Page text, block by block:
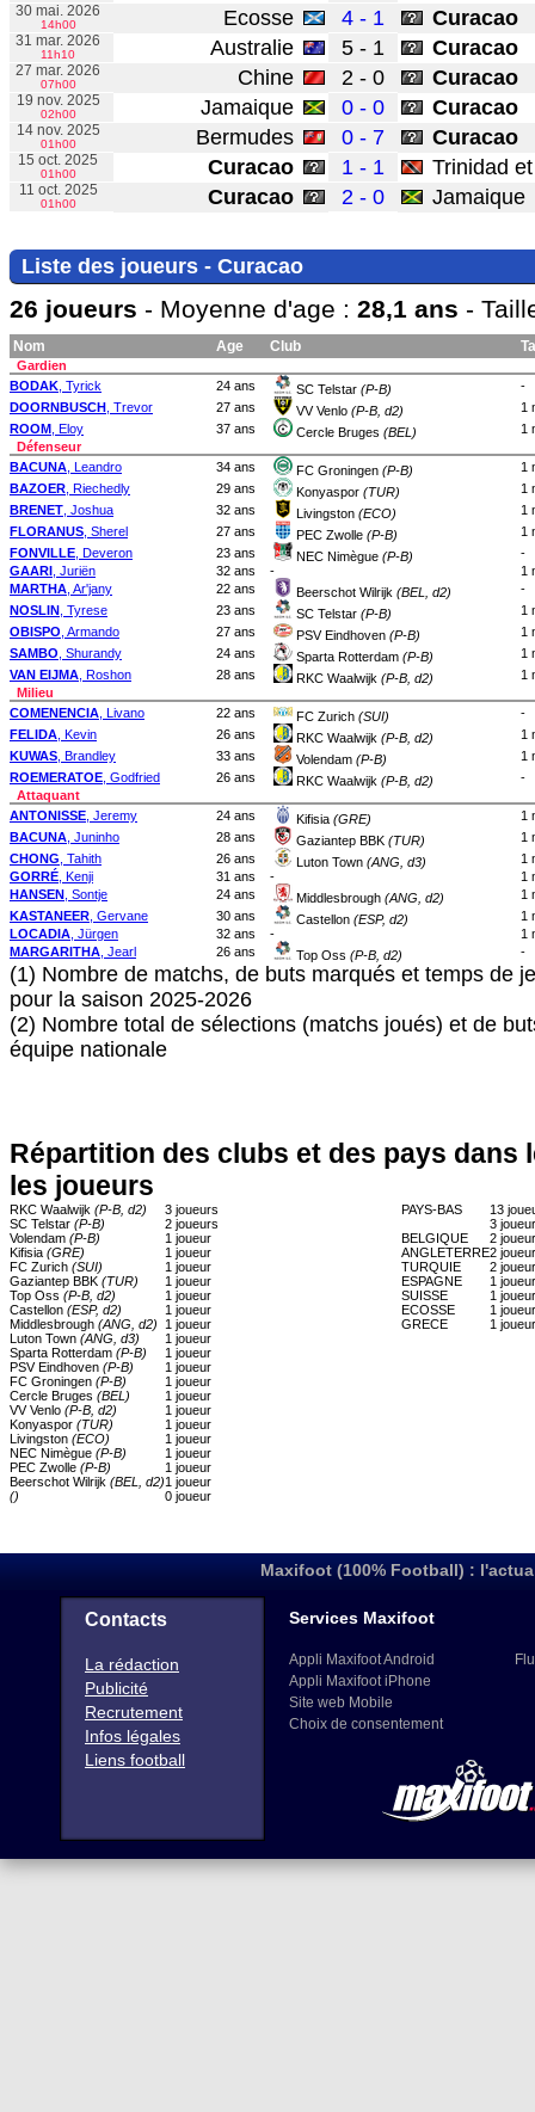
30 mai. 2026
14h00 Ecosse 4 - 1 Curacao
31 mar. 2026
11h10 Australie 5 - 1 Curacao
27 mar. 2026
07h00 Chine 2 - 0 Curacao
19 nov. 2025
02h00 Jamaique 0 - 0 Curacao
14 nov. 2025
01h00 Bermudes 0 - 7 Curacao
15 oct. 2025
01h00 Curacao 1 - 1 Trinidad
11 oct. 2025
01h00 Curacao 2 - 0 Jamaique
Liste des joueurs - Curacao
26 joueurs - Moyenne d'age : 28,1 ans -
Nom Age Club
Gardien
BODAK , Tyrick 24 ans SC Telstar (P-B)
-
DOORNBUSCH , Trevor 27 ans VV Venlo (P-B, d2)
1
ROOM , Eloy 37 ans Cercle Bruges (BEL)
1
Défenseur
BACUNA , Leandro 34 ans FC Groningen (P-B)
1
BAZOER , Riechedly 29 ans Konyaspor (TUR)
1
BRENET , Joshua 32 ans Livingston (ECO)
1
FLORANUS , Sherel 27 ans PEC Zwolle (P-B)
1
FONVILLE , Deveron 23 ans NEC Nimègue (P-B)
-
GAARI , Juriën 32 ans -
1
MARTHA , Ar'jany 22 ans Beerschot Wilrijk (BEL, d2)
-
NOSLIN , Tyrese 23 ans SC Telstar (P-B)
1
OBISPO , Armando 27 ans PSV Eindhoven (P-B)
1
SAMBO , Shurandy 24 ans Sparta Rotterdam (P-B)
1
VAN EIJMA , Roshon 28 ans RKC Waalwijk (P-B, d2)
1
Milieu
COMENENCIA , Livano 22 ans FC Zurich (SUI)
-
FELIDA , Kevin 26 ans RKC Waalwijk (P-B, d2)
1
KUWAS , Brandley 33 ans Volendam (P-B)
1
ROEMERATOE , Godfried 26 ans RKC Waalwijk (P-B, d2)
-
Attaquant
ANTONISSE , Jeremy 24 ans Kifisia (GRE)
1
BACUNA , Juninho 28 ans Gaziantep BBK (TUR)
1
CHONG , Tahith 26 ans Luton Town (ANG, d3)
1
GORRÉ , Kenji 31 ans -
1
HANSEN , Sontje 24 ans Middlesbrough (ANG, d2)
1
KASTANEER , Gervane 30 ans Castellon (ESP, d2)
1
LOCADIA , Jürgen 32 ans -
1
MARGARITHA , Jearl 26 ans Top Oss (P-B, d2) -
(1) Nombre de matchs, de buts marqués et temps de
pour la saison 2025-2026
(2) Nombre total de sélections (matchs joués) et de
équipe nationale
Répartition des clubs et des pays dans
les joueurs
RKC Waalwijk (P-B, d2)
3 joueurs
SC Telstar (P-B)
2 joueurs
Volendam (P-B)
1 joueur
Kifisia (GRE)
1 joueur
FC Zurich (SUI)
1 joueur
Gaziantep BBK (TUR)
1 joueur
Top Oss (P-B, d2)
1 joueur
Castellon (ESP, d2)
1 joueur
Middlesbrough (ANG, d2)
1 joueur
Luton Town (ANG, d3)
1 joueur
Sparta Rotterdam (P-B)
1 joueur
PSV Eindhoven (P-B)
1 joueur
FC Groningen (P-B)
1 joueur
Cercle Bruges (BEL)
1 joueur
VV Venlo (P-B, d2)
1 joueur
Konyaspor (TUR)
1 joueur
Livingston (ECO)
1 joueur
NEC Nimègue (P-B)
1 joueur
PEC Zwolle (P-B)
1 joueur
Beerschot Wilrijk (BEL, d2)1 joueur
()
0 joueur
PAYS-BAS
13
3
BELGIQUE
2
ANGLETERRE2
TURQUIE
2
ESPAGNE
1 joueur
SUISSE
1 joueur
ECOSSE
1 joueur
GRECE
1 joueur
Maxifoot (100% Football) :
Contacts
La rédaction
Publicité
Recrutement
Infos légales
Liens football
Services Maxifoot
Appli Maxifoot Android
Appli Maxifoot iPhone
Site web Mobile
Choix de consentement